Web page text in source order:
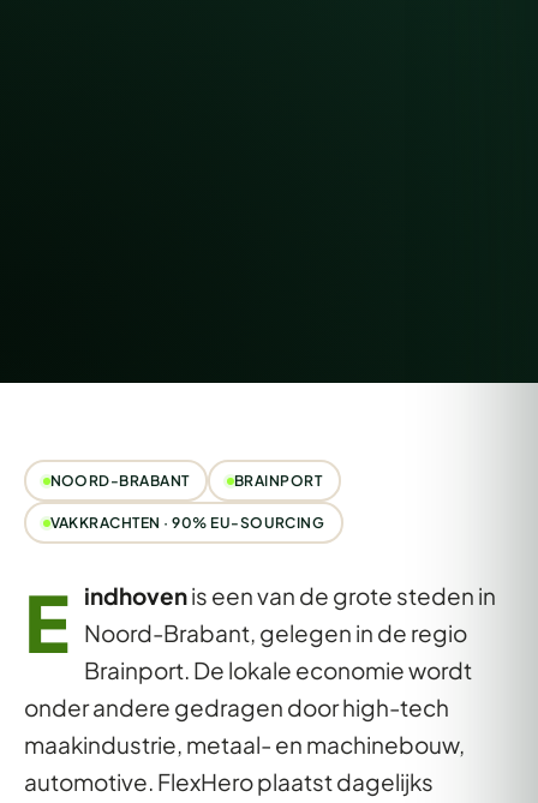
NOORD-BRABANT BRAINPORT
VAKKRACHTEN · 90% EU-SOURCING
E indhovenis een van de grote steden in
Noord-Brabant, gelegen in de regio
Brainport. De lokale economie wordt
onder andere gedragen door high-tech
maakindustrie, metaal- en machinebouw,
automotive. FlexHero plaatst dagelijks